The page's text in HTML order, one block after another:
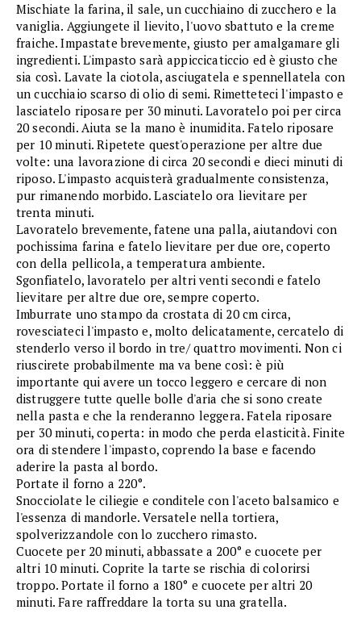
Mischiate la farina, il sale, un cucchiaino di zucchero e la
vaniglia. Aggiungete il lievito, l'uovo sbattuto e la creme
fraiche. Impastate brevemente, giusto per amalgamare gli
ingredienti. L'impasto sarà appiccicaticcio ed è giusto che
sia così. Lavate la ciotola, asciugatela e spennellatela con
un cucchiaio scarso di olio di semi. Rimetteteci l'impasto e
lasciatelo riposare per 30 minuti. Lavoratelo poi per circa
20 secondi. Aiuta se la mano è inumidita. Fatelo riposare
per 10 minuti. Ripetete quest'operazione per altre due
volte: una lavorazione di circa 20 secondi e dieci minuti di
riposo. L'impasto acquisterà gradualmente consistenza,
pur rimanendo morbido. Lasciatelo ora lievitare per
trenta minuti.
Lavoratelo brevemente, fatene una palla, aiutandovi con
pochissima farina e fatelo lievitare per due ore, coperto
con della pellicola, a temperatura ambiente.
Sgonfiatelo, lavoratelo per altri venti secondi e fatelo
lievitare per altre due ore, sempre coperto.
Imburrate uno stampo da crostata di 20 cm circa,
rovesciateci l'impasto e, molto delicatamente, cercatelo di
stenderlo verso il bordo in tre/ quattro movimenti. Non ci
riuscirete probabilmente ma va bene così: è più
importante qui avere un tocco leggero e cercare di non
distruggere tutte quelle bolle d'aria che si sono create
nella pasta e che la renderanno leggera. Fatela riposare
per 30 minuti, coperta: in modo che perda elasticità. Finite
ora di stendere l'impasto, coprendo la base e facendo
aderire la pasta al bordo.
Portate il forno a 220°.
Snocciolate le ciliegie e conditele con l'aceto balsamico e
l'essenza di mandorle. Versatele nella tortiera,
spolverizzandole con lo zucchero rimasto.
Cuocete per 20 minuti, abbassate a 200° e cuocete per
altri 10 minuti. Coprite la tarte se rischia di colorirsi
troppo. Portate il forno a 180° e cuocete per altri 20
minuti. Fare raffreddare la torta su una gratella.